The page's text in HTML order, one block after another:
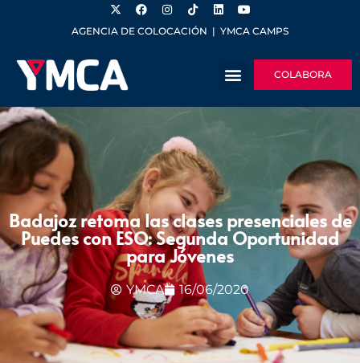
AGENCIA DE COLOCACIÓN | YMCA CAMPS
COLABORA
Badajoz retoma las clases presenciales de
Puedes con ESO: Segunda Oportunidad
para Jóvenes
YMCA 16/06/2020